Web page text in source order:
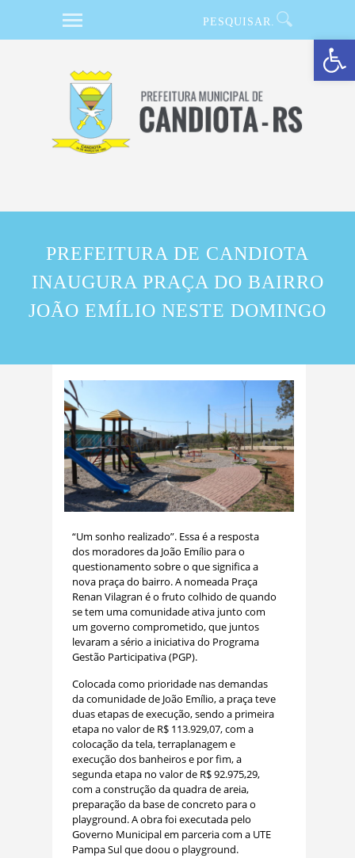
Barra de Ferramentas Aberta
PREFEITURA DE CANDIOTA
INAUGURA PRAÇA DO BAIRRO
JOÃO EMÍLIO NESTE DOMINGO
“Um sonho realizado”. Essa é a resposta
dos moradores da João Emílio para o
questionamento sobre o que significa a
nova praça do bairro. A nomeada Praça
Renan Vilagran é o fruto colhido de quando
se tem uma comunidade ativa junto com
um governo comprometido, que juntos
levaram a sério a iniciativa do Programa
Gestão Participativa (PGP).
Colocada como prioridade nas demandas
da comunidade de João Emílio, a praça teve
duas etapas de execução, sendo a primeira
etapa no valor de R$ 113.929,07, com a
colocação da tela, terraplanagem e
execução dos banheiros e por fim, a
segunda etapa no valor de R$ 92.975,29,
com a construção da quadra de areia,
preparação da base de concreto para o
playground. A obra foi executada pelo
Governo Municipal em parceria com a UTE
Pampa Sul que doou o playground.